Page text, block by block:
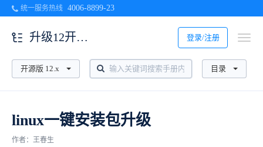
统一服务热线 4006-8899-23
登录/注册
升级12开源版
开源版 12.x 目录
linux一键安装包升级
作者：王春生